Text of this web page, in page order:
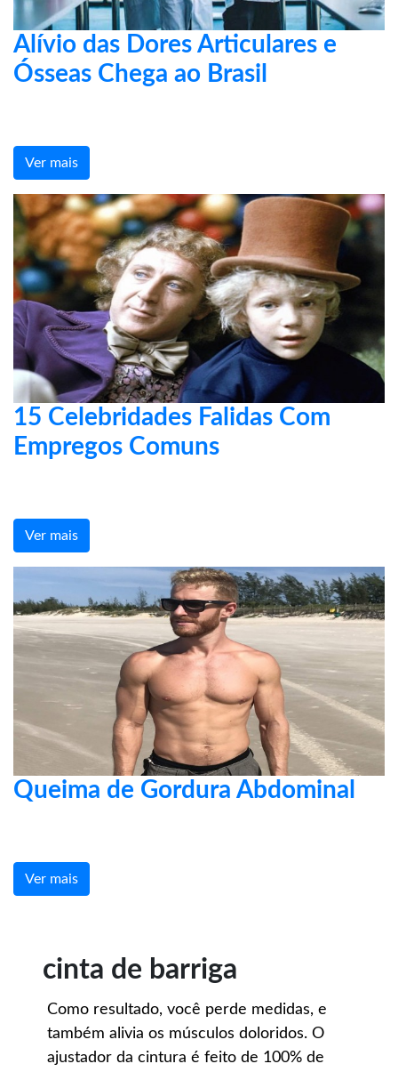
Alívio das Dores Articulares e
Ósseas Chega ao Brasil
Ver mais
15 Celebridades Falidas Com
Empregos Comuns
Ver mais
Queima de Gordura Abdominal
Ver mais
cinta de barriga
Como resultado, você perde medidas, e
também alivia os músculos doloridos. O
ajustador da cintura é feito de 100% de